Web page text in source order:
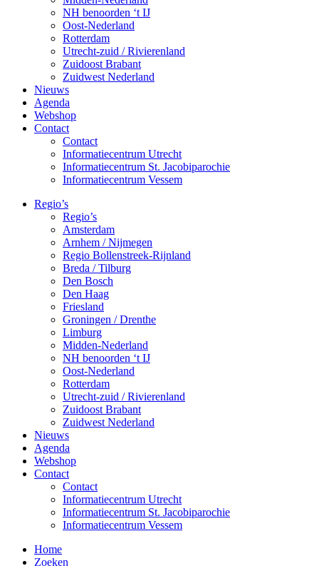
NH benoorden ‘t IJ
Oost-Nederland
Rotterdam
Utrecht-zuid / Rivierenland
Zuidoost Brabant
Zuidwest Nederland
Nieuws
Agenda
Webshop
Contact
Contact
Informatiecentrum Utrecht
Informatiecentrum St. Jacobiparochie
Informatiecentrum Vessem
Regio’s
Regio’s
Amsterdam
Arnhem / Nijmegen
Regio Bollenstreek-Rijnland
Breda / Tilburg
Den Bosch
Den Haag
Friesland
Groningen / Drenthe
Limburg
Midden-Nederland
NH benoorden ‘t IJ
Oost-Nederland
Rotterdam
Utrecht-zuid / Rivierenland
Zuidoost Brabant
Zuidwest Nederland
Nieuws
Agenda
Webshop
Contact
Contact
Informatiecentrum Utrecht
Informatiecentrum St. Jacobiparochie
Informatiecentrum Vessem
Home
Zoeken